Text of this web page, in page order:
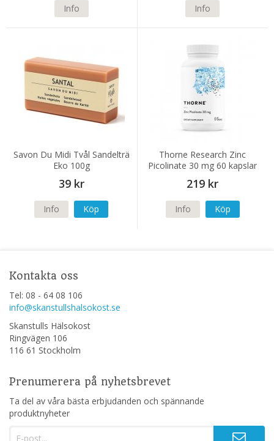
Info Info
Savon Du Midi Tvål Sandelträ
Eko 100g
39 kr
Info Köp
Thorne Research Zinc
Picolinate 30 mg 60 kapslar
219 kr
Info Köp
Kontakta oss
Tel: 08 - 64 08 106
info@skanstullshalsokost.se
Skanstulls Hälsokost
Ringvägen 106
116 61 Stockholm
Prenumerera på nyhetsbrevet
Ta del av våra bästa erbjudanden och spännande
produktnyheter